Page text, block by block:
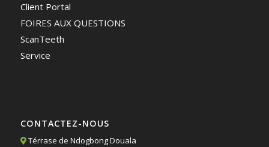
Client Portal
FOIRES AUX QUESTIONS
ScanTeeth
Service
CONTACTEZ-NOUS
Térrase de Ndogbong Douala